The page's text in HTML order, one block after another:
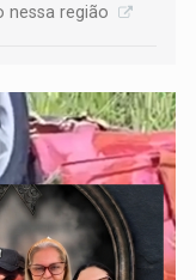
nessa região